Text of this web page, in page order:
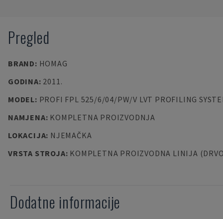
Pregled
BRAND: HOMAG
GODINA: 2011.
MODEL: PROFI FPL 525/6/04/PW/V LVT PROFILING
NAMJENA: KOMPLETNA PROIZVODNJA
LOKACIJA: NJEMAČKA
VRSTA STROJA: KOMPLETNA PROIZVODNA LINIJA
Dodatne informacije